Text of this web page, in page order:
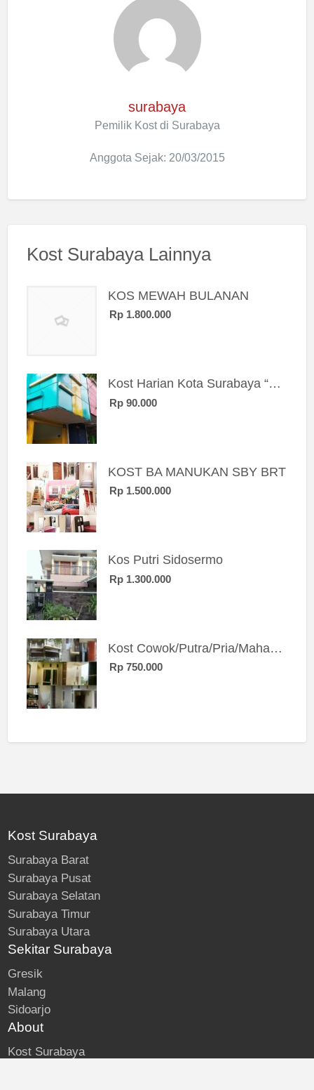
surabaya
Pemilik Kost di Surabaya
Anggota Sejak: 20/03/2015
Kost Surabaya Lainnya
KOS MEWAH BULANAN
Rp 1.800.000
Kost Harian Kota Surabaya “Sierra Kost”
Rp 90.000
KOST BA MANUKAN SBY BRT
Rp 1.500.000
Kos Putri Sidosermo
Rp 1.300.000
Kost Cowok/Putra/Pria/Mahasiswa/Karyawan SIngle eksklusif bangunan baru
Rp 750.000
Kost Surabaya
Surabaya Barat
Surabaya Pusat
Surabaya Selatan
Surabaya Timur
Surabaya Utara
Sekitar Surabaya
Gresik
Malang
Sidoarjo
About
Kost Surabaya